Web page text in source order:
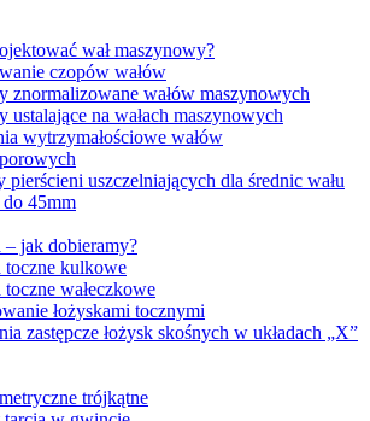
wał maszynowy?
czopów wałów
znormalizowane wałów maszynowych
ustalające na wałach maszynowych
wytrzymałościowe wałów
pierścieni uszczelniających dla średnic wału
45mm
– jak dobieramy?
toczne kulkowe
wałeczkowe
łożyskami tocznymi
zastępcze łożysk skośnych w układach „X”
trójkątne